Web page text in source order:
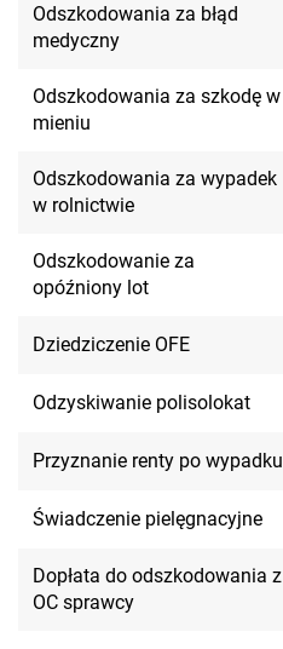
Odszkodowania za błąd
medyczny
Odszkodowania za szkodę w
mieniu
Odszkodowania za wypadek
w rolnictwie
Odszkodowanie za
opóźniony lot
Dziedziczenie OFE
Odzyskiwanie polisolokat
Przyznanie renty po wypadku
Świadczenie pielęgnacyjne
Dopłata do odszkodowania z
OC sprawcy